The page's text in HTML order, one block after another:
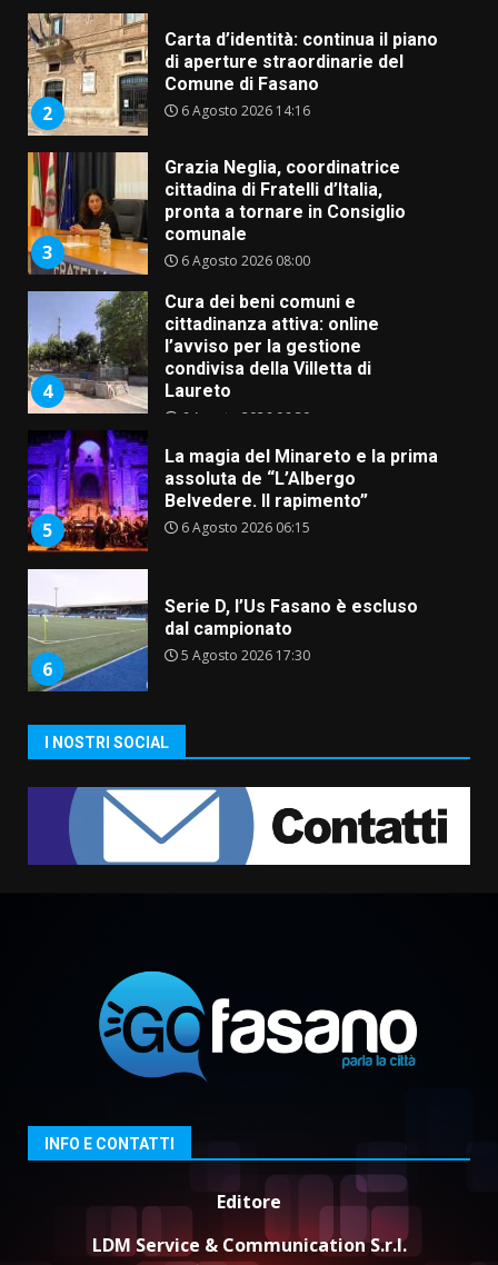
2
Carta d’identità: continua il piano
di aperture straordinarie del
Comune di Fasano
6 Agosto 2026 14:16
3
Grazia Neglia, coordinatrice
cittadina di Fratelli d’Italia,
pronta a tornare in Consiglio
comunale
6 Agosto 2026 08:00
4
Cura dei beni comuni e
cittadinanza attiva: online
l’avviso per la gestione
condivisa della Villetta di
Laureto
6 Agosto 2026 06:20
5
La magia del Minareto e la prima
assoluta de “L’Albergo
Belvedere. Il rapimento”
6 Agosto 2026 06:15
6
Serie D, l’Us Fasano è escluso
dal campionato
5 Agosto 2026 17:30
Truffatori in azione nelle
5 Agosto 2026 11:03
Carta d’identità: continua il piano
di aperture straordinarie del
Comune di Fasano
6 Agosto 2026 14:16
Grazia Neglia, coordinatrice
cittadina di Fratelli d’Italia,
pronta a tornare in Consiglio
comunale
6 Agosto 2026 08:00
I NOSTRI SOCIAL
INFO E CONTATTI
Editore
LDM Service & Communication S.r.l.